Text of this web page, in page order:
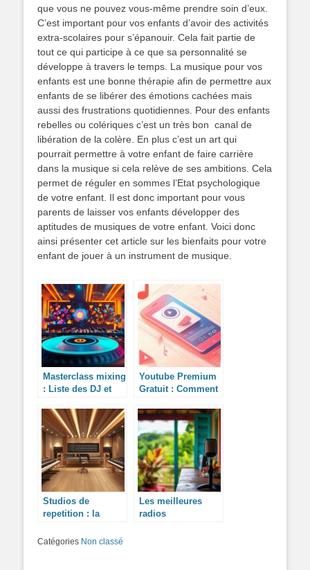
que vous ne pouvez vous-même prendre soin d’eux.
C’est important pour vos enfants d’avoir des activités
extra-scolaires pour s’épanouir. Cela fait partie de
tout ce qui participe à ce que sa personnalité se
développe à travers le temps. La musique pour vos
enfants est une bonne thérapie afin de permettre aux
enfants de se libérer des émotions cachées mais
aussi des frustrations quotidiennes. Pour des enfants
rebelles ou colériques c’est un très bon canal de
libération de la colère. En plus c’est un art qui
pourrait permettre à votre enfant de faire carrière
dans la musique si cela relève de ses ambitions. Cela
permet de réguler en sommes l’Etat psychologique
de votre enfant. Il est donc important pour vous
parents de laisser vos enfants développer des
aptitudes de musiques de votre enfant. Voici donc
ainsi présenter cet article sur les bienfaits pour votre
enfant de jouer à un instrument de musique.
Masterclass mixing
: Liste des DJ et
titres sur Playlist
DJ.com qui ont
marqué l’histoire
de l’électro
Youtube Premium
Gratuit : Comment
bénéficier des
offres étudiantes ?
Studios de
repetition : la
pour un mastering
Les meilleures
radios
Catégories Non classé